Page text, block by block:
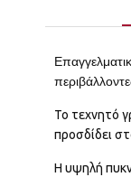
Το τεχνητό
προσδίδει
Η υψηλή